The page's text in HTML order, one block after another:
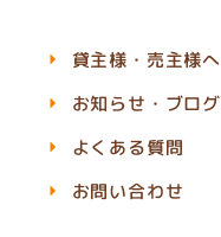
貸主様・売主様へ
お知らせ・ブログ
よくある質問
お問い合わせ